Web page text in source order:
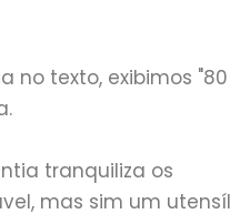
texto, exibimos "80
tranquiliza os
mas sim um